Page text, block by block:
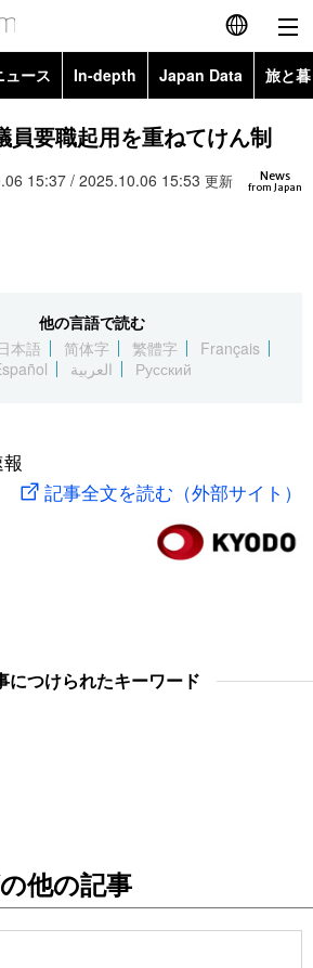
English
简体字
繁體字
العربية
ュース In-depth Japan Data 旅と
Topics
Images
お知らせ
員要職起用を重ねてけん制
News
from Japan
15:37 / 2025.10.06 15:53 更新
他の言語で読む
本語 简体字 繁體字
Français
العربية Русский
記事全文を読む（外部サイト）
につけられたキーワード
他の記事